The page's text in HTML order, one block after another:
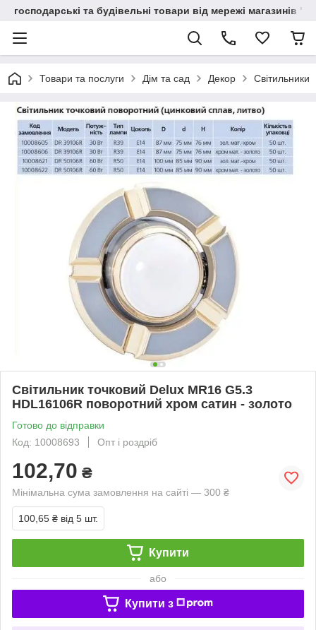
господарські та будівельні товари від мережі магазинів
Товари та послуги Дім та сад Декор Світильники
Світильник точковий Delux MR16 G5.3
HDL16106R поворотний хром сатин - золото
Готово до відправки
Код: 10008693
Опт і роздріб
102,70 ₴
Мінімальна сума замовлення на сайті — 300 ₴
100,65 ₴ від 5 шт.
Купити
або
Купити з